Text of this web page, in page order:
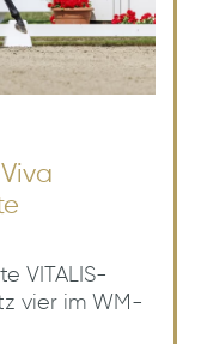
VITALIS-
vier im WM-